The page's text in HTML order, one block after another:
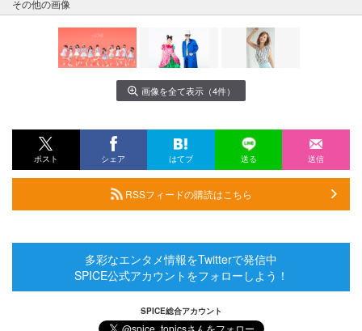
その他の画像
画像を全て表示（4件）
ポスト シェア はてブ 送る 送信
RSSフィードの購読はこちら
多彩なエンタメ情報をTwitterで発信中
SPICE公式アカウントをフォローしよう！
SPICE総合アカウント